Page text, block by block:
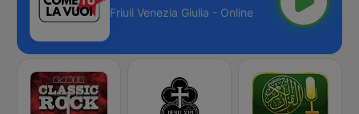
Friuli Venezia Giulia - Online